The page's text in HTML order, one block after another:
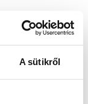
A sütikről